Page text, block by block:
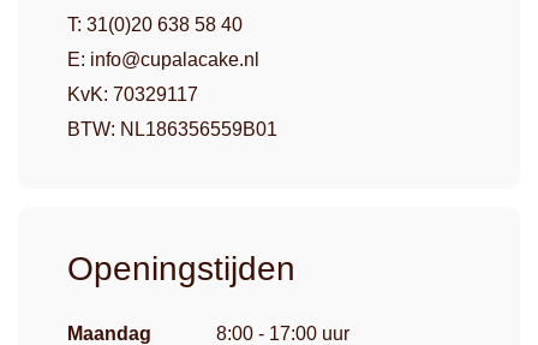
T: 31(0)20 638 58 40
E: info@cupalacake.nl
KvK: 70329117
BTW: NL186356559B01
Openingstijden
Maandag
8:00 - 17:00 uur